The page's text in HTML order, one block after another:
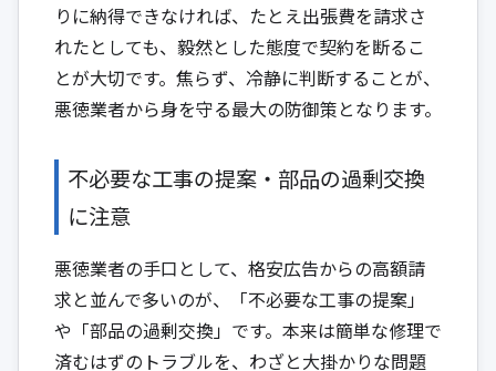
りに納得できなければ、たとえ出張費を請求さ
れたとしても、毅然とした態度で契約を断るこ
とが大切です。焦らず、冷静に判断することが、
悪徳業者から身を守る最大の防御策となります。
不必要な工事の提案・部品の過剰交換
に注意
悪徳業者の手口として、格安広告からの高額請
求と並んで多いのが、「不必要な工事の提案」
や「部品の過剰交換」です。本来は簡単な修理で
済むはずのトラブルを、わざと大掛かりな問題